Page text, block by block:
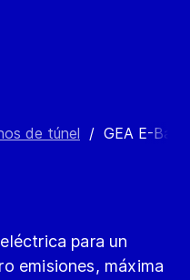
de túnel / GEA E-
para un
emisiones, máxima